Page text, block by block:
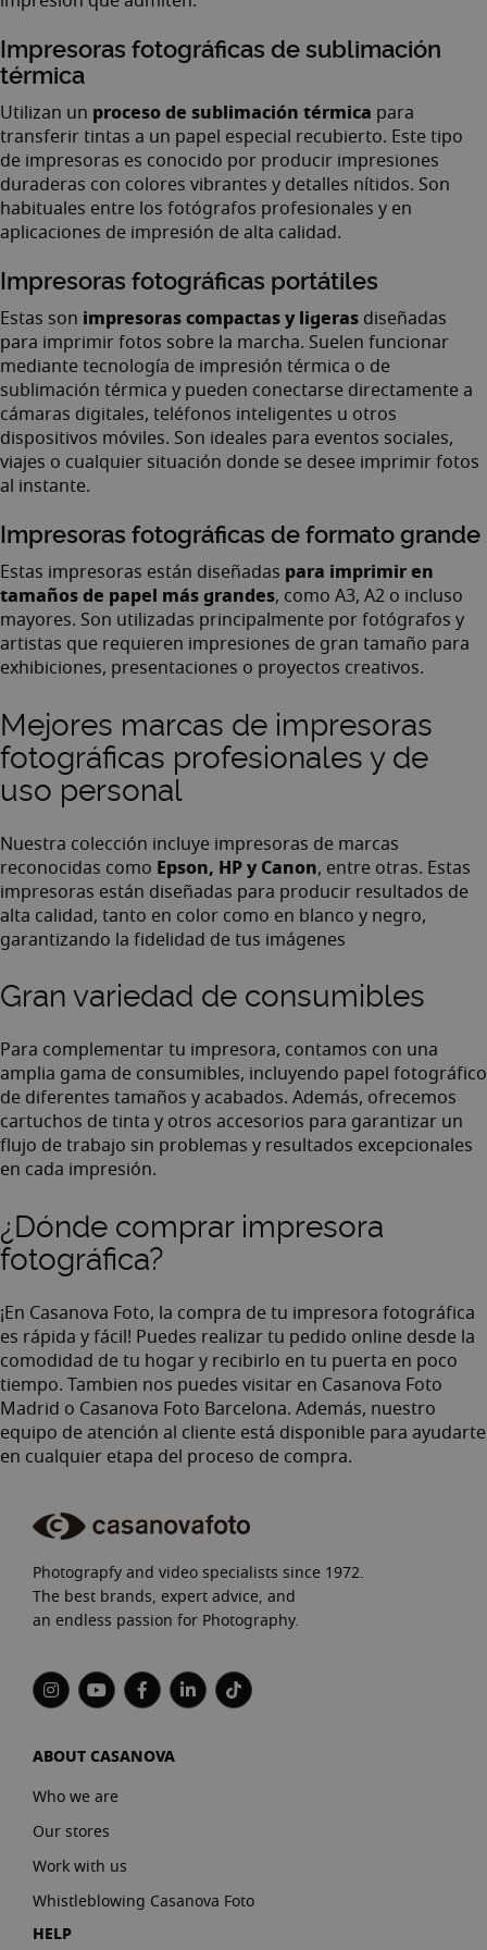
Impresoras fotográficas de sublimación
térmica
Utilizan un proceso de sublimación térmica para
transferir tintas a un papel especial recubierto. Este tipo
de impresoras es conocido por producir impresiones
duraderas con colores vibrantes y detalles nítidos. Son
habituales entre los fotógrafos profesionales y en
aplicaciones de impresión de alta calidad.
Impresoras fotográficas portátiles
Estas son impresoras compactas y ligeras diseñadas
para imprimir fotos sobre la marcha. Suelen funcionar
mediante tecnología de impresión térmica o de
sublimación térmica y pueden conectarse directamente a
cámaras digitales, teléfonos inteligentes u otros
dispositivos móviles. Son ideales para eventos sociales,
viajes o cualquier situación donde se desee imprimir fotos
al instante.
Impresoras fotográficas de formato grande
Estas impresoras están diseñadas para imprimir en
tamaños de papel más grandes, como A3, A2 o incluso
mayores. Son utilizadas principalmente por fotógrafos y
artistas que requieren impresiones de gran tamaño para
exhibiciones, presentaciones o proyectos creativos.
Mejores marcas de impresoras
fotográficas profesionales y de
uso personal
Nuestra colección incluye impresoras de marcas
reconocidas como Epson, HP y Canon, entre otras. Estas
impresoras están diseñadas para producir resultados de
alta calidad, tanto en color como en blanco y negro,
garantizando la fidelidad de tus imágenes
Gran variedad de consumibles
Para complementar tu impresora, contamos con una
amplia gama de consumibles, incluyendo papel fotográfico
de diferentes tamaños y acabados. Además, ofrecemos
cartuchos de tinta y otros accesorios para garantizar un
flujo de trabajo sin problemas y resultados excepcionales
en cada impresión.
¿Dónde comprar impresora
fotográfica?
¡En Casanova Foto, la compra de tu impresora fotográfica
es rápida y fácil! Puedes realizar tu pedido online desde la
comodidad de tu hogar y recibirlo en tu puerta en poco
tiempo. Tambien nos puedes visitar en Casanova Foto
Madrid o Casanova Foto Barcelona. Además, nuestro
equipo de atención al cliente está disponible para ayudarte
en cualquier etapa del proceso de compra.
Photograpfy and video specialists since 1972.
The best brands, expert advice, and
an endless passion for Photography.
ABOUT CASANOVA
Who we are
Our stores
Work with us
Whistleblowing Casanova Foto
HELP